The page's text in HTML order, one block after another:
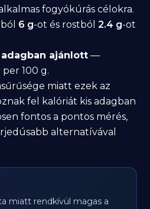
fogyókúrás célokra.
6 g-ot és rostból2.4 g-ot
adagban ajánlott —
100 g.
miatt ezek az
fel kalóriát kis adagban
fontos a pontos mérés,
alternatívával
miatt rendkívül magas a